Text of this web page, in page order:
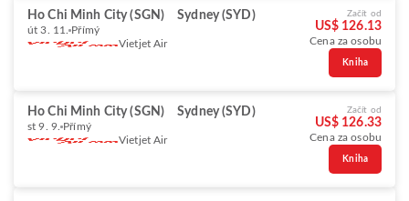
Ho Chi Minh City (SGN) Sydney (SYD)
út 3. 11. Přímý
Vietjet Air
Začít od
US$ 126.13
Cena za osobu
Kniha
Ho Chi Minh City (SGN) Sydney (SYD)
st 9. 9. Přímý
Vietjet Air
Začít od
US$ 126.33
Cena za osobu
Kniha